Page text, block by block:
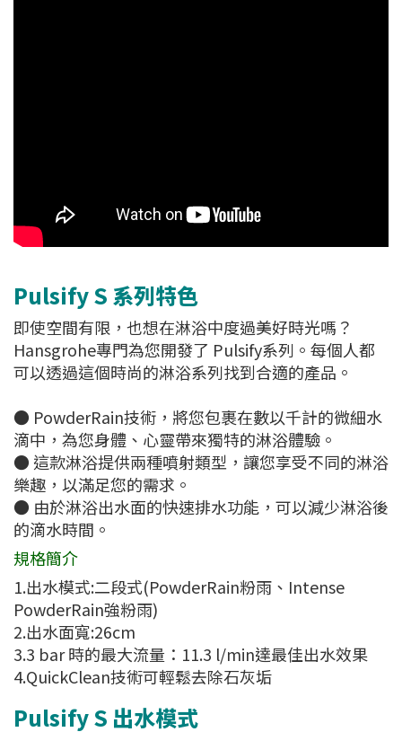
Pulsify S 系列特色
即使空間有限，也想在淋浴中度過美好時光嗎？
Hansgrohe專門為您開發了 Pulsify系列。每個人都
可以透過這個時尚的淋浴系列找到合適的產品。
● PowderRain技術，將您包裹在數以千計的微細水
滴中，為您身體、心靈帶來獨特的淋浴體驗。
● 這款淋浴提供兩種噴射類型，讓您享受不同的淋浴
樂趣，以滿足您的需求。
● 由於淋浴出水面的快速排水功能，可以減少淋浴後
的滴水時間。
規格簡介
1.出水模式:二段式(PowderRain粉雨、Intense
PowderRain強粉雨)
2.出水面寬:26cm
3.3 bar 時的最大流量：11.3 l/min達最佳出水效果
4.QuickClean技術可輕鬆去除石灰垢
Pulsify S 出水模式